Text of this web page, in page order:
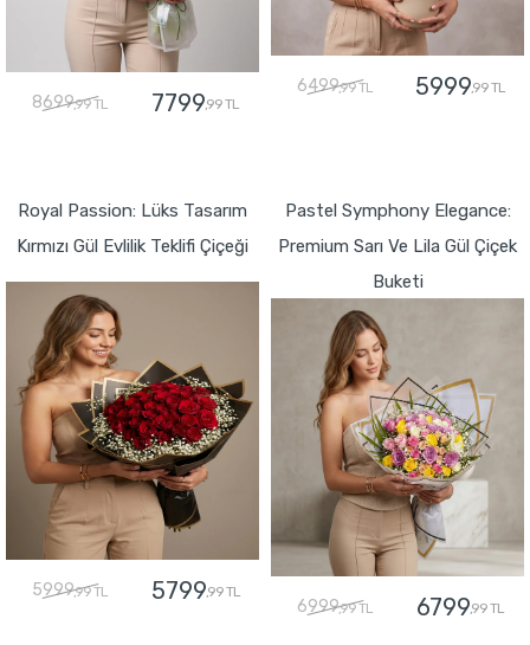
8699,99 TL 7799,99 TL
6499,99 TL 5999,99 TL
Royal Passion: Lüks Tasarım
Kırmızı Gül Evlilik Teklifi Çiçeği
5999,99 TL 5799,99 TL
Pastel Symphony Elegance:
Premium Sarı Ve Lila Gül Çiçek
Buketi
6999,99 TL 6799,99 TL